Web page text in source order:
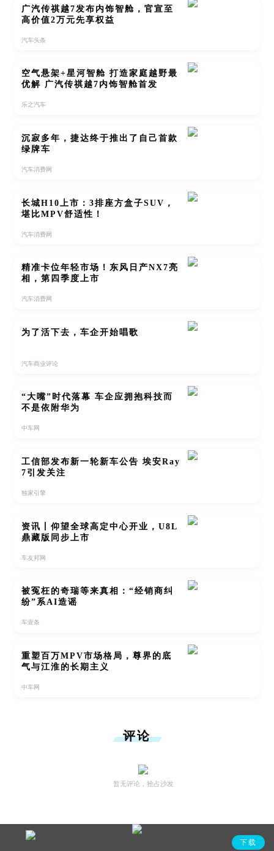
广汽传祺越7发布内饰智舱，官宣至
高价值2万元先享权益
汽车头条
空气悬架+星河智舱 打造家庭越野最
优解 广汽传祺越7内饰智舱首发
乐之汽车
沉寂多年，捷达终于推出了自己首款
绿牌车
汽车消费网
长城H10上市：3排座方盒子SUV，
堪比MPV舒适性！
汽车消费网
精准卡位年轻市场！东风日产NX7亮
相，第四季度上市
汽车消费网
为了活下去，车企开始唱歌
汽车商业评论
“大嘴”时代落幕 车企应拥抱科技而
不是依附华为
中车网
工信部发布新一轮新车公告 埃安Ray
7引发关注
独家引擎
资讯丨仰望全球高定中心开业，U8L
鼎藏版同步上市
车友邦网
被冤枉的奇瑞等来真相：“经销商纠
纷”系AI造谣
车壹条
重塑百万MPV市场格局，尊界的底
气与江淮的长期主义
中车网
评论
暂无评论，抢占沙发
下载